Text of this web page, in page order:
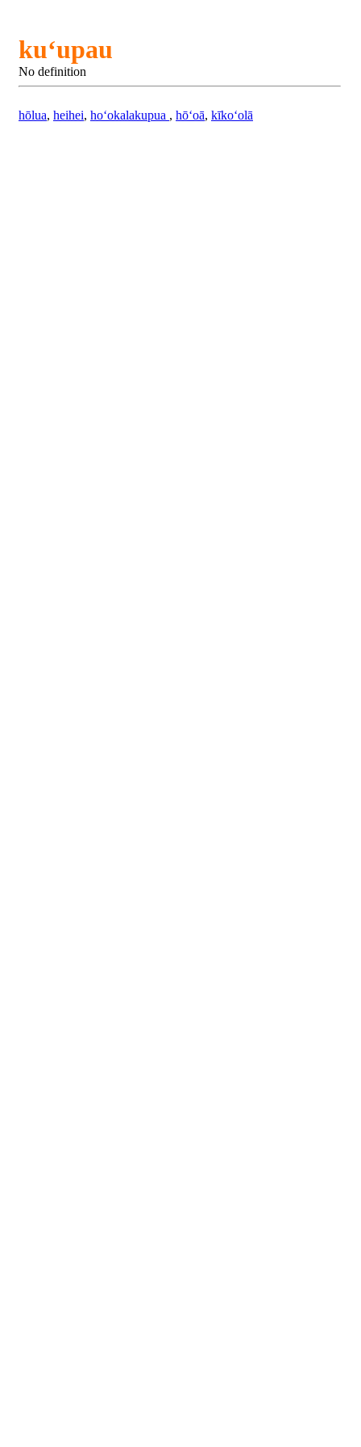
kuʻupau
No definition
hōlua, heihei, hoʻokalakupua , hōʻoā, kīkoʻolā